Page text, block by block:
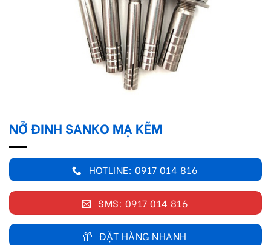
NỞ ĐINH SANKO MẠ KẼM
HOTLINE: 0917 014 816
SMS: 0917 014 816
ĐẶT HÀNG NHANH